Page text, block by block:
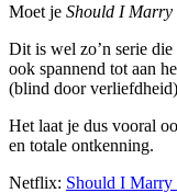
Moet je Should I Marry
Dit is wel zo’n serie
ook spannend tot aan
(blind door
Het laat je dus vooral
en totale ontkenning.
Netflix: Should I Marry